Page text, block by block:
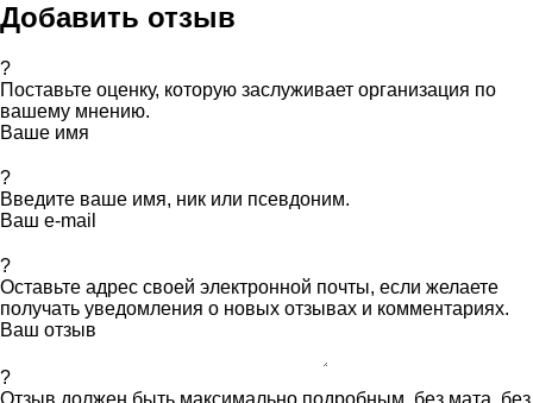
Добавить отзыв
?
Поставьте оценку, которую заслуживает организация по
вашему мнению.
Ваше имя
?
Введите ваше имя, ник или псевдоним.
Ваш e-mail
?
Оставьте адрес своей электронной почты, если желаете
получать уведомления о новых отзывах и комментариях.
Ваш отзыв
?